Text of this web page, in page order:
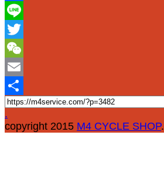
Facebook
Line
Twitter
WeChat
Email
Share
.
copyright 2015 M4 CYCLE SHOP.